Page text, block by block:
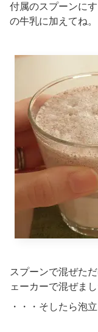
付属のスプーンに
の牛乳に加えてね。
スプーンで混ぜた
ェーカーで混ぜまし
・・・そしたら泡